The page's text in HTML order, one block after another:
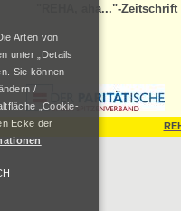
"REHA, aha..."-Zeitschrift
Arten von
unter „Details
Sie können
/
„Cookie-
Ecke der